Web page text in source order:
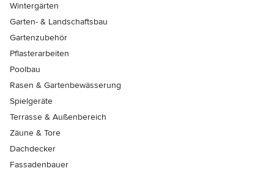
Wintergärten
Garten- & Landschaftsbau
Gartenzubehör
Pflasterarbeiten
Poolbau
Rasen & Gartenbewässerung
Spielgeräte
Terrasse & Außenbereich
Zäune & Tore
Dachdecker
Fassadenbauer